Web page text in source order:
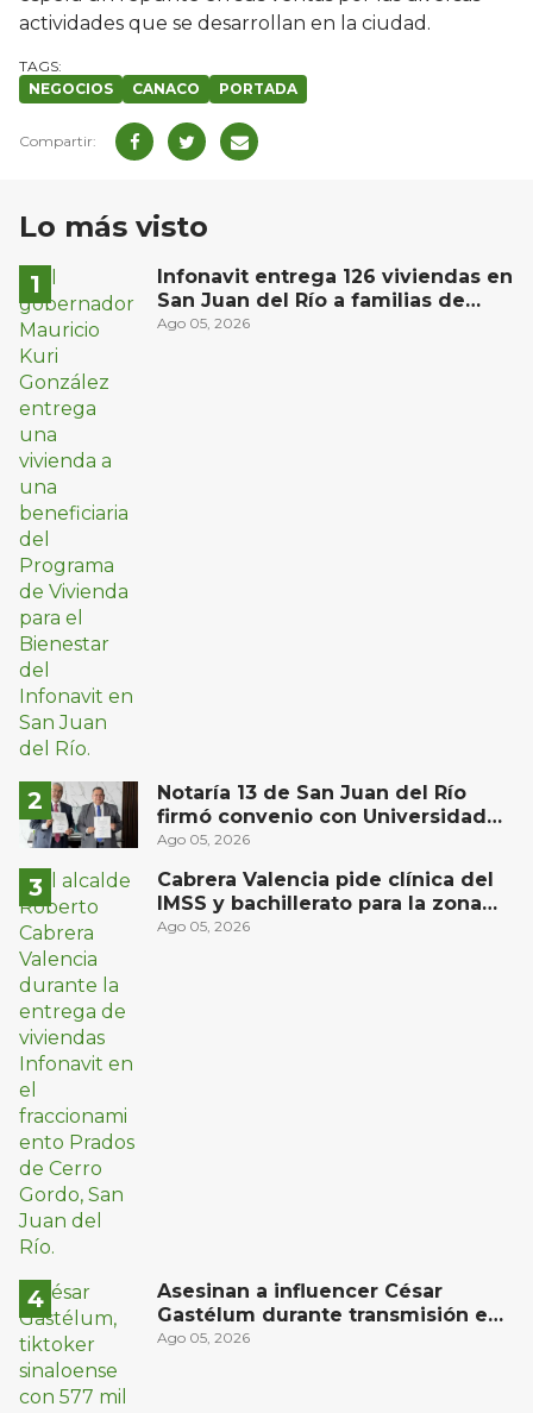
actividades que se desarrollan en la ciudad.
NEGOCIOS CANACO PORTADA
Lo más visto
Infonavit entrega 126 viviendas en
San Juan del Río a familias de
bajos ingresos
Ago 05, 2026
Notaría 13 de San Juan del Río
firmó convenio con Universidad
Privada del Bajío para recibir
Ago 05, 2026
Cabrera Valencia pide clínica del
IMSS y bachillerato para la zona
oriente de San Juan del Río
Ago 05, 2026
Asesinan a influencer César
Gastélum durante transmisión en
vivo en Sinaloa
Ago 05, 2026